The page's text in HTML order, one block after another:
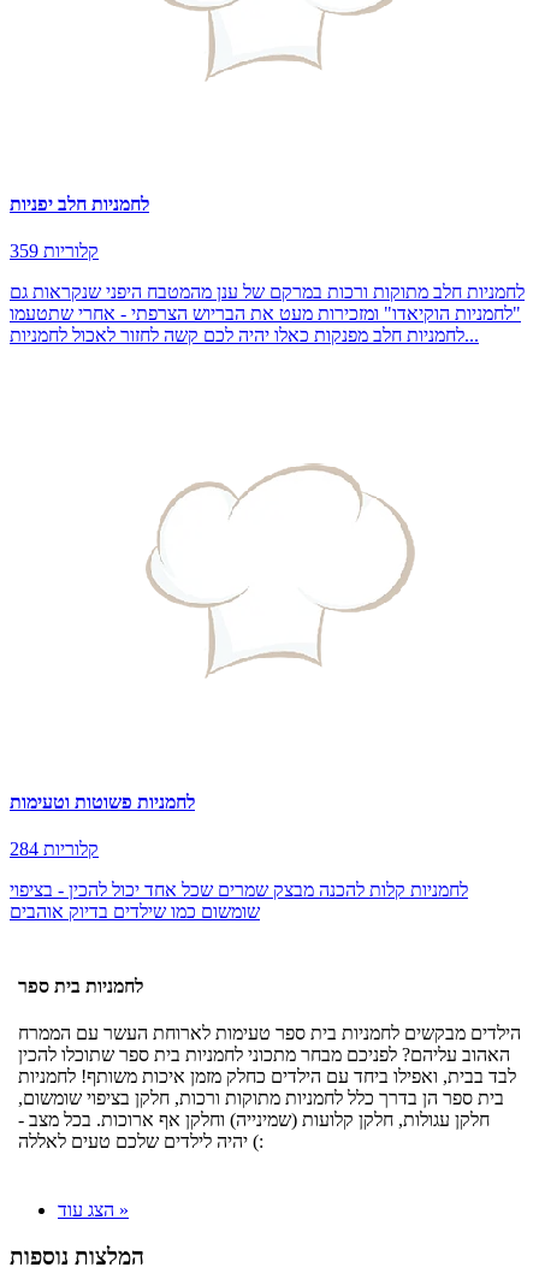
לחמניות חלב יפניות
359 קלוריות
לחמניות חלב מתוקות ורכות במרקם של ענן מהמטבח היפני שנקראות גם
"לחמניות הוקיאדו" ומזכירות מעט את הבריוש הצרפתי - אחרי שתטעמו
לחמניות חלב מפנקות כאלו יהיה לכם קשה לחזור לאכול לחמניות...
לחמניות פשוטות וטעימות
284 קלוריות
לחמניות קלות להכנה מבצק שמרים שכל אחד יכול להכין - בציפוי
שומשום כמו שילדים בדיוק אוהבים
לחמניות בית ספר
הילדים מבקשים לחמניות בית ספר טעימות לארוחת העשר עם הממרח
האהוב עליהם? לפניכם מבחר מתכוני לחמניות בית ספר שתוכלו להכין
לבד בבית, ואפילו ביחד עם הילדים כחלק מזמן איכות משותף! לחמניות
בית ספר הן בדרך כלל לחמניות מתוקות ורכות, חלקן בציפוי שומשום,
חלקן עגולות, חלקן קלועות (שמינייה) וחלקן אף ארוכות. בכל מצב -
יהיה לילדים שלכם טעים לאללה (:
הצג עוד »
המלצות נוספות